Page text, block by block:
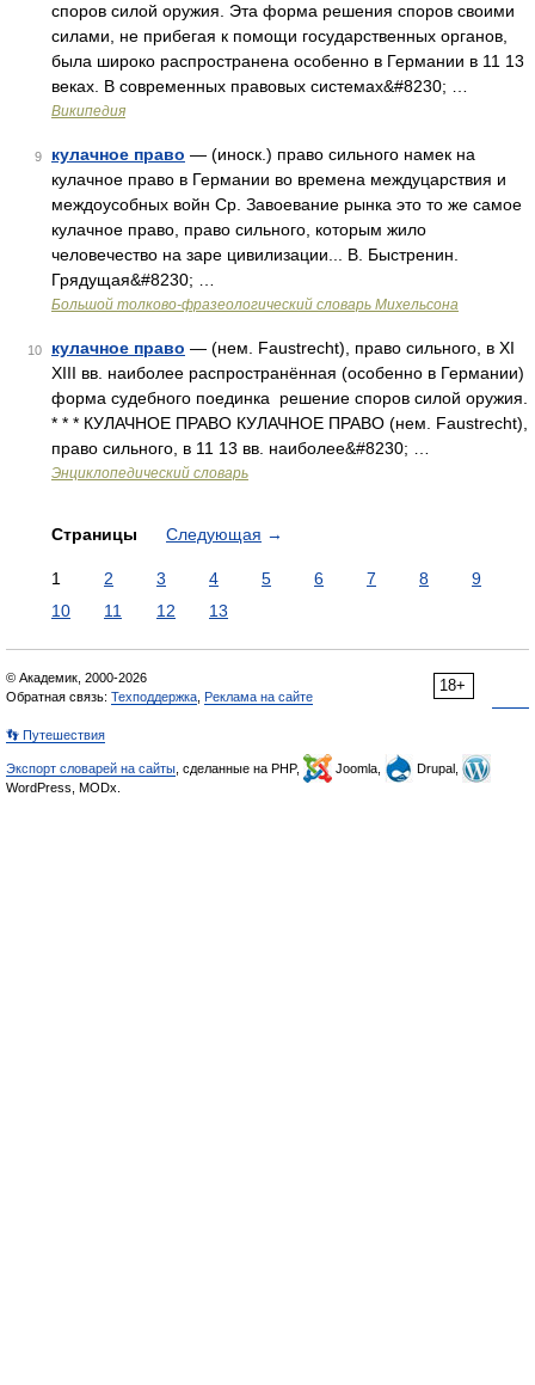
споров силой оружия. Эта форма решения споров своими
силами, не прибегая к помощи государственных органов,
была широко распространена особенно в Германии в 11 13
веках. В современных правовых системах&#8230; …
Википедия
9 кулачное право — (иноск.) право сильного намек на
кулачное право в Германии во времена междуцарствия и
междоусобных войн Ср. Завоевание рынка это то же самое
кулачное право, право сильного, которым жило
человечество на заре цивилизации... В. Быстренин.
Грядущая&#8230; …
Большой толково-фразеологический словарь Михельсона
10 кулачное право — (нем. Faustrecht), право сильного, в XI
XIII вв. наиболее распространённая (особенно в Германии)
форма судебного поединка решение споров силой оружия.
* * * КУЛАЧНОЕ ПРАВО КУЛАЧНОЕ ПРАВО (нем. Faustrecht),
право сильного, в 11 13 вв. наиболее&#8230; …
Энциклопедический словарь
Страницы Следующая →
1 2 3 4 5 6 7 8
9
10
11 12 13
18+
© Академик, 2000-2026
Обратная связь: Техподдержка Реклама на сайте
👣 Путешествия
Экспорт словарей на сайты , сделанные на PHP, Joomla,
Drupal,
WordPress, MODx.